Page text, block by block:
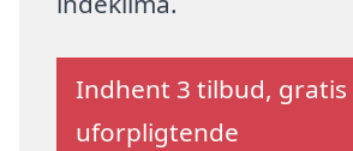
Indhent 3 tilbud, gratis
uforpligtende